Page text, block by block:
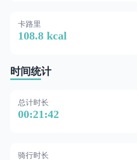
卡路里
108.8 kcal
时间统计
总计时长
00:21:42
骑行时长